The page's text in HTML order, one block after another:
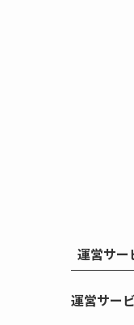
運営サー
運営サー